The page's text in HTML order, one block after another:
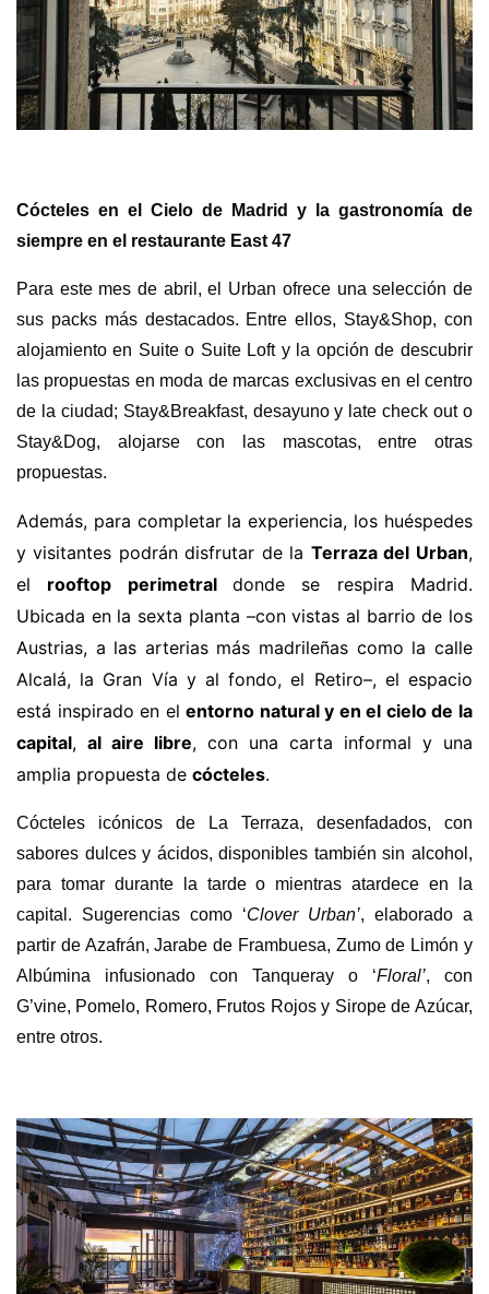
Cócteles en el Cielo de Madrid y la gastronomía de
siempre en el restaurante East 47
Para este mes de abril, el Urban ofrece una selección de
sus packs más destacados. Entre ellos, Stay&Shop, con
alojamiento en Suite o Suite Loft y la opción de descubrir
las propuestas en moda de marcas exclusivas en el centro
de la ciudad; Stay&Breakfast, desayuno y late check out o
Stay&Dog, alojarse con las mascotas, entre otras
propuestas.
Además, para completar la experiencia, los huéspedes
y visitantes podrán disfrutar de la Terraza del Urban,
el rooftop perimetral donde se respira Madrid.
Ubicada en la sexta planta –con vistas al barrio de los
Austrias, a las arterias más madrileñas como la calle
Alcalá, la Gran Vía y al fondo, el Retiro–, el espacio
está inspirado en elentorno natural y en el cielo de la
capital, al aire libre, con una carta informal y una
amplia propuesta decócteles.
Cócteles icónicos de La Terraza, desenfadados, con
sabores dulces y ácidos, disponibles también sin alcohol,
para tomar durante la tarde o mientras atardece en la
capital. Sugerencias como ‘Clover Urban’, elaborado a
partir de Azafrán, Jarabe de Frambuesa, Zumo de Limón y
Albúmina infusionado con Tanqueray o ‘Floral’, con
G’vine, Pomelo, Romero, Frutos Rojos y Sirope de Azúcar,
entre otros.